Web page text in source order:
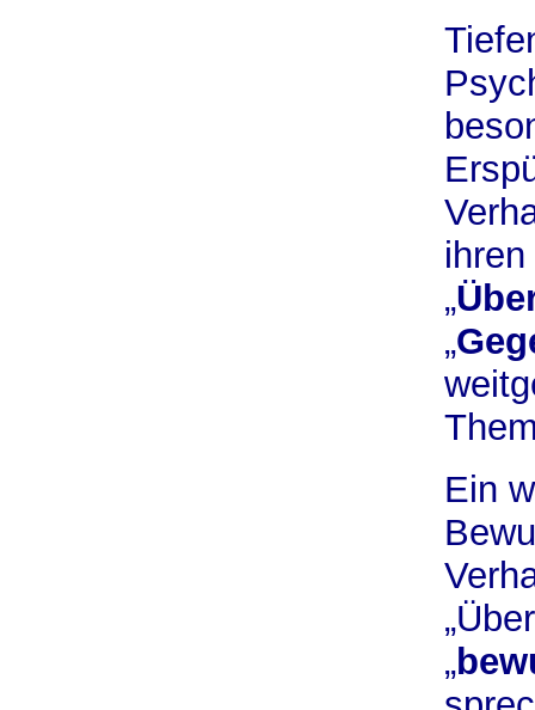
„
„
Ein
„